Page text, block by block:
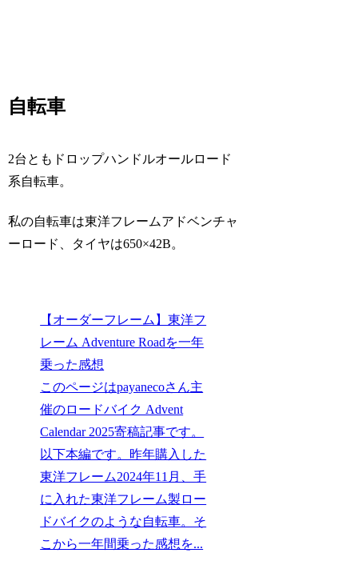
自転車
2台ともドロップハンドルオールロード
系自転車。
私の自転車は東洋フレームアドベンチャ
ーロード、タイヤは650×42B。
【オーダーフレーム】東洋フ
レーム Adventure Roadを一年
乗った感想
このページはpayanecoさん主
催のロードバイク Advent
Calendar 2025寄稿記事です。
以下本編です。昨年購入した
東洋フレーム2024年11月、手
に入れた東洋フレーム製ロー
ドバイクのような自転車。そ
こから一年間乗った感想を...